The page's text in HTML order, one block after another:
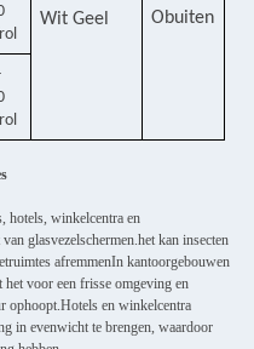
Wit Geel
Obuiten
hotels, winkelcentra en
glasvezelschermen.het kan insecten
afremmenIn kantoorgebouwen
voor een frisse omgeving en
ophoopt.Hotels en winkelcentra
in evenwicht te brengen, waardoor